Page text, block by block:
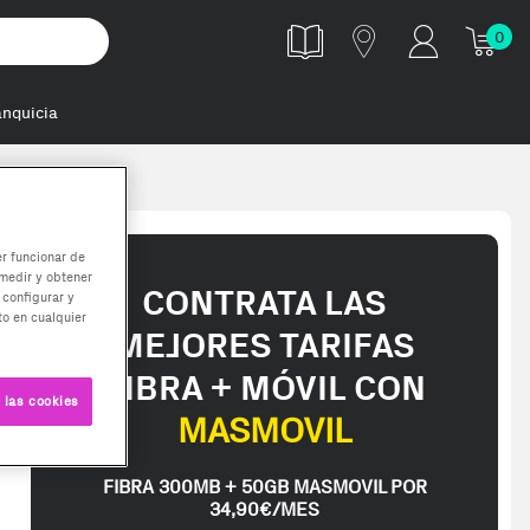
0
CONTRATA LAS
MEJORES TARIFAS
FIBRA + MÓVIL CON
MASMOVIL
FIBRA 300MB + 50GB MASMOVIL POR
34,90€/MES
funcionar de
y obtener
y
en cualquier
cookies